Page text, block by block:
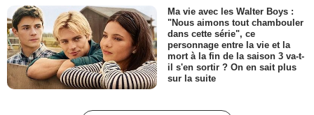
Ma vie avec les Walter Boys :
"Nous aimons tout chambouler
dans cette série", ce
personnage entre la vie et la
mort à la fin de la saison 3 va-t-
il s'en sortir ? On en sait plus
sur la suite